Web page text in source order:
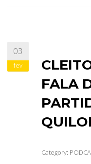
03
fev
FALA
Category: